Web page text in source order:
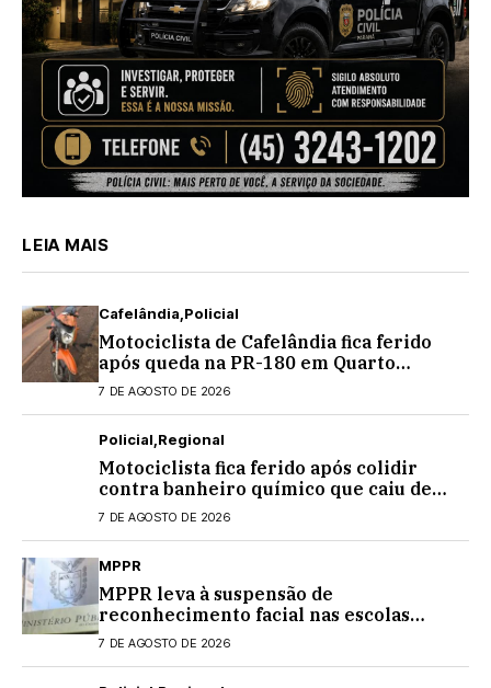
LEIA MAIS
Cafelândia Policial
Motociclista de Cafelândia fica ferido
após queda na PR-180 em Quarto
Centenário
7 DE AGOSTO DE 2026
Policial Regional
Motociclista fica ferido após colidir
contra banheiro químico que caiu de
caminhão na PRC-467, em Cascavel
7 DE AGOSTO DE 2026
MPPR
MPPR leva à suspensão de
reconhecimento facial nas escolas
estaduais
7 DE AGOSTO DE 2026